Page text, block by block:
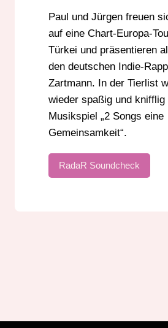
Paul und Jürgen freuen
auf eine Chart-Europa-
Türkei und präsentieren
den deutschen Indie-
Zartmann. In der Tierlist
wieder spaßig und knifflig
Musikspiel „2 Songs eine
Gemeinsamkeit“.
RadaR Soundcheck